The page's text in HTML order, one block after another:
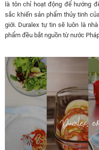
là tôn chỉ hoạt động để hướng
sắc khiến sản phẩm thủy tinh
giới. Duralex tự tin sẽ luôn là
phẩm đều bắt nguồn từ nước